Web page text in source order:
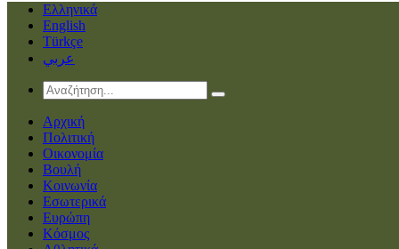
Ελληνικά
English
Türkçe
عربي
Αρχική
Πολιτική
Οικονομία
Βουλή
Κοινωνία
Εσωτερικά
Ευρώπη
Κόσμος